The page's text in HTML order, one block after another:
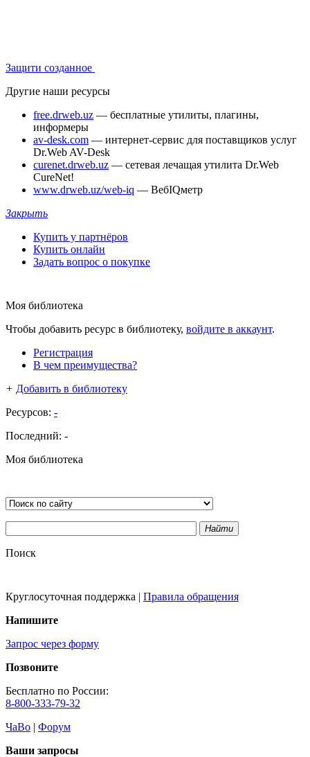
Защити созданное
Другие наши ресурсы
free.drweb.uz — бесплатные утилиты, плагины,
информеры
av-desk.com — интернет-сервис для поставщиков услуг
Dr.Web AV-Desk
curenet.drweb.uz — сетевая лечащая утилита Dr.Web
CureNet!
www.drweb.uz/web-iq — ВебIQметр
Закрыть
Купить у партнёров
Купить онлайн
Задать вопрос о покупке
Моя библиотека
Чтобы добавить ресурс в библиотеку, войдите в аккаунт.
Регистрация
В чем преимущества?
+ Добавить в библиотеку
Ресурсов: -
Последний: -
Моя библиотека
Найти
Поиск
Круглосуточная поддержка | Правила обращения
Напишите
Запрос через форму
Позвоните
Бесплатно по России:
8-800-333-79-32
ЧаВо | Форум
Ваши запросы